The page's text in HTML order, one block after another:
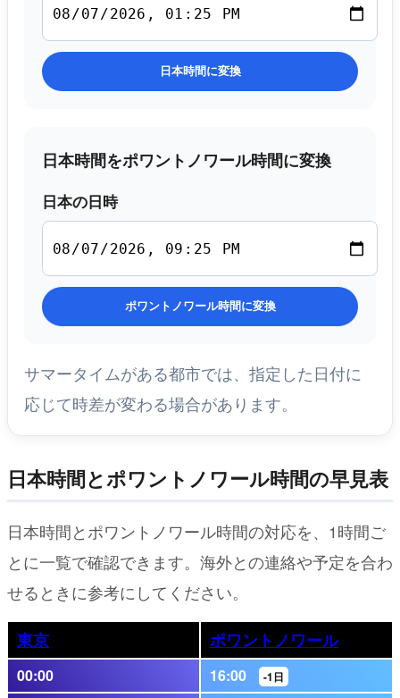
日本時間に変換
日本時間をポワントノワール時間に変換
日本の日時
ポワントノワール時間に変換
サマータイムがある都市では、指定した日付に
応じて時差が変わる場合があります。
日本時間とポワントノワール時間の早見表
日本時間とポワントノワール時間の対応を、1時間ご
とに一覧で確認できます。海外との連絡や予定を合わ
せるときに参考にしてください。
東京 ポワントノワール
00:00 16:00 -1日